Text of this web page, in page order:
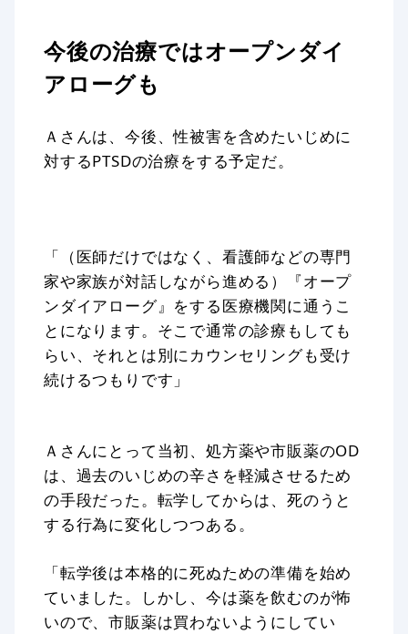
今後の治療ではオープンダイ
アローグも
Ａさんは、今後、性被害を含めたいじめに
対するPTSDの治療をする予定だ。
「（医師だけではなく、看護師などの専門
家や家族が対話しながら進める）『オープ
ンダイアローグ』をする医療機関に通うこ
とになります。そこで通常の診療もしても
らい、それとは別にカウンセリングも受け
続けるつもりです」
Ａさんにとって当初、処方薬や市販薬のOD
は、過去のいじめの辛さを軽減させるため
の手段だった。転学してからは、死のうと
する行為に変化しつつある。
「転学後は本格的に死ぬための準備を始め
ていました。しかし、今は薬を飲むのが怖
いので、市販薬は買わないようにしてい